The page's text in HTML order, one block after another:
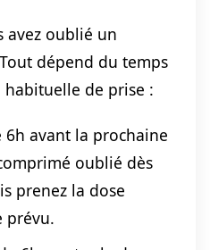
avez oublié un
dépend du temps
habituelle de prise :
6h avant la prochaine
oublié dès
prenez la dose
prévu.